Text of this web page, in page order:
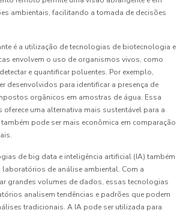
ambientais, facilitando a tomada de decisões
é a utilização de tecnologias de biotecnologia e
envolvem o uso de organismos vivos, como
e quantificar poluentes. Por exemplo,
desenvolvidos para identificar a presença de
orgânicos em amostras de água. Essa
uma alternativa mais sustentável para a
pode ser mais econômica em comparação
de big data e inteligência artificial (IA) também
de análise ambiental. Com a
grandes volumes de dados, essas tecnologias
analisem tendências e padrões que podem
tradicionais. A IA pode ser utilizada para